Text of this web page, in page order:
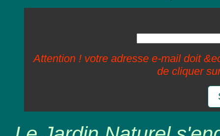
Attention ! votre adresse e-mail doit
de cliquer